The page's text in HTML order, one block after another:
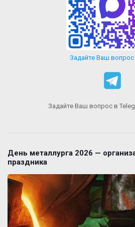
Задайте Ваш вопрос
Задайте Ваш вопрос в
День металлурга 2026 —
праздника